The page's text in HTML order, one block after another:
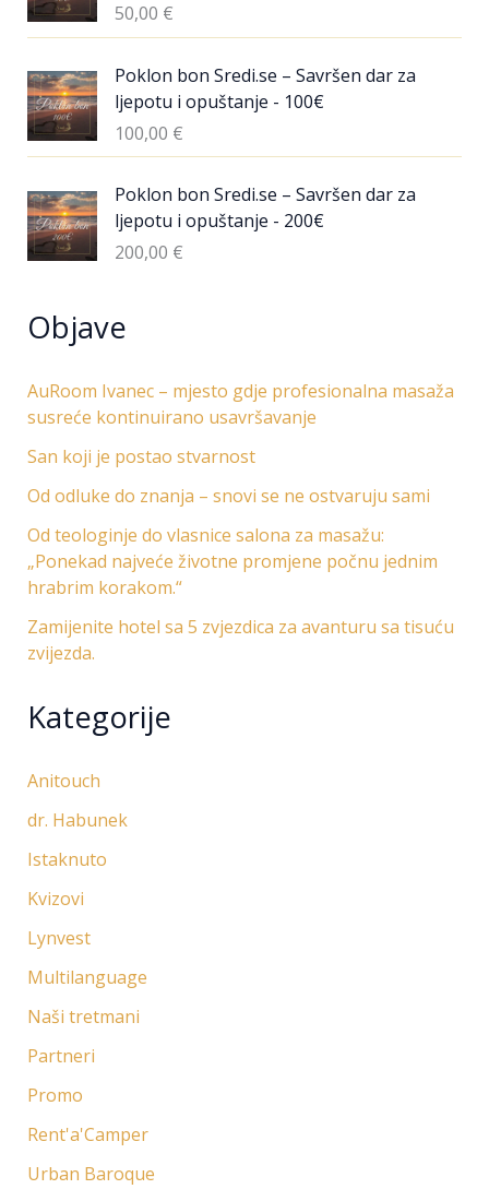
50,00 €
Poklon bon Sredi.se – Savršen dar za
ljepotu i opuštanje - 100€
100,00 €
Poklon bon Sredi.se – Savršen dar za
ljepotu i opuštanje - 200€
200,00 €
Objave
AuRoom Ivanec – mjesto gdje profesionalna masaža
susreće kontinuirano usavršavanje
San koji je postao stvarnost
Od odluke do znanja – snovi se ne ostvaruju sami
Od teologinje do vlasnice salona za masažu:
„Ponekad najveće životne promjene počnu jednim
hrabrim korakom.“
Zamijenite hotel sa 5 zvjezdica za avanturu sa tisuću
zvijezda.
Kategorije
Anitouch
dr. Habunek
Istaknuto
Kvizovi
Lynvest
Multilanguage
Naši tretmani
Partneri
Promo
Rent'a'Camper
Urban Baroque